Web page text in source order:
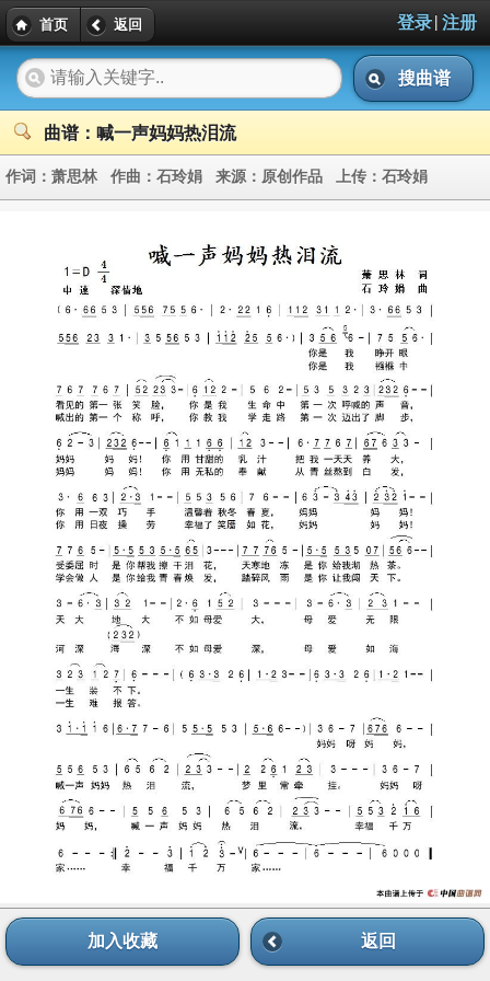
首页 返回 登录| 注册
搜曲谱
曲谱：喊一声妈妈热泪流
作词： 萧思林 作曲： 石玲娟 来源： 原创作品 上传： 石玲娟
加入收藏 返回